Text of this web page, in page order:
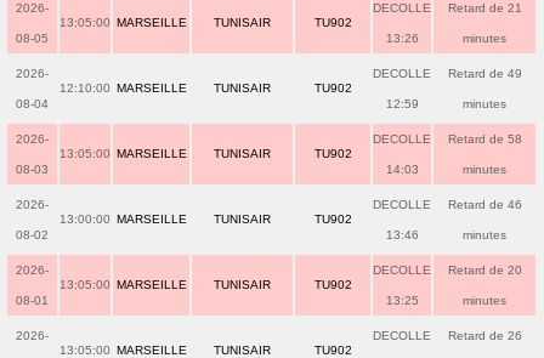
2026-
08-05
13:05:00 MARSEILLE TUNISAIR TU902
DECOLLE
13:26
Retard de 21
minutes
2026-
08-04
12:10:00 MARSEILLE TUNISAIR TU902
DECOLLE
12:59
Retard de 49
minutes
2026-
08-03
13:05:00 MARSEILLE TUNISAIR TU902
DECOLLE
14:03
Retard de 58
minutes
2026-
08-02
13:00:00 MARSEILLE TUNISAIR TU902
DECOLLE
13:46
Retard de 46
minutes
2026-
08-01
13:05:00 MARSEILLE TUNISAIR TU902
DECOLLE
13:25
Retard de 20
minutes
2026-
13:05:00 MARSEILLE TUNISAIR TU902
DECOLLE Retard de 26